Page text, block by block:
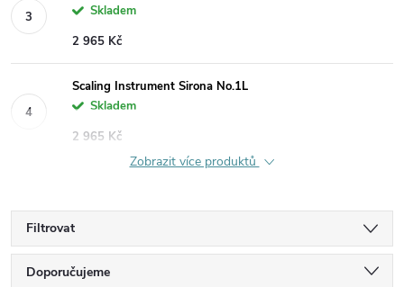
Skladem
2 965 Kč
Scaling Instrument Sirona No.1L
Skladem
2 965 Kč
Zobrazit více produktů
Filtrovat
Ř
Doporučujeme